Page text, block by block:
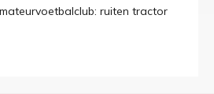
ruiten tractor